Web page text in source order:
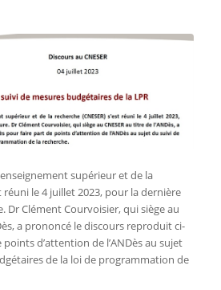
supérieur et de la
réuni le 4 juillet 2023, pour la dernière
Dr Clément Courvoisier, qui siège au
a prononcé le discours reproduit ci-
d’attention de l’ANDès au sujet
de la loi de programmation de